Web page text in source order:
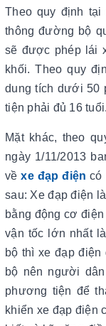
Theo quy định
thông đường bộ
sẽ được phép lái
khối. Theo quy
dung tích dưới 50
tiện phải đủ 16 tuổi.
Mặt khác, theo
ngày 1/11/2013
vềxe đạp điện có
sau: Xe đạp điện
bằng động cơ
vận tốc lớn nhất
bộ thì xe đạp
bộ nên người
phương tiện để
khiển xe đạp điện